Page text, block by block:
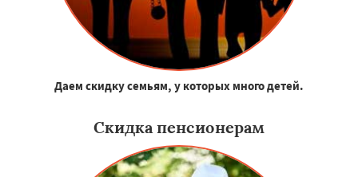
Даем скидку семьям, у которых много детей.
Скидка пенсионерам